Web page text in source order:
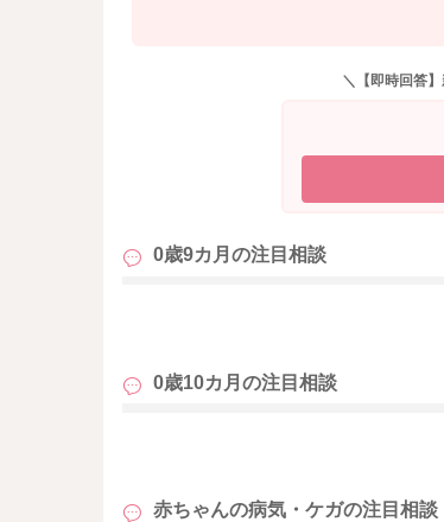
＼【即時回答
0歳9カ月の注目相談
0歳10カ月の注目相談
赤ちゃんの病気・ケガの注目相談